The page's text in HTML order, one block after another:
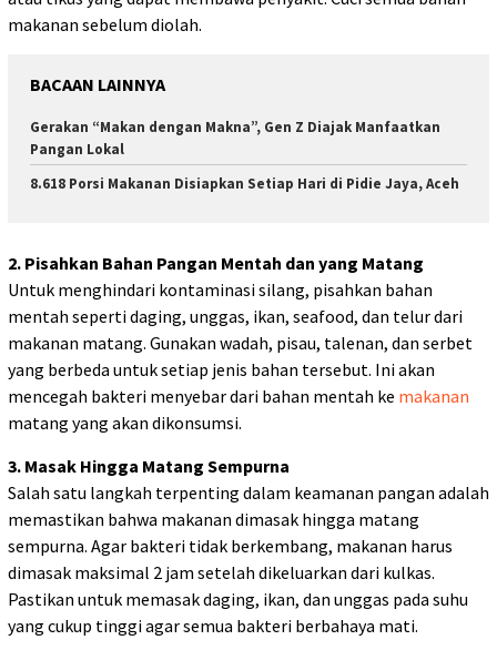
makanan sebelum diolah.
BACAAN LAINNYA
Gerakan “Makan dengan Makna”, Gen Z Diajak Manfaatkan
Pangan Lokal
8.618 Porsi Makanan Disiapkan Setiap Hari di Pidie Jaya, Aceh
2. Pisahkan Bahan Pangan Mentah dan yang Matang
Untuk menghindari kontaminasi silang, pisahkan bahan
mentah seperti daging, unggas, ikan, seafood, dan telur dari
makanan matang. Gunakan wadah, pisau, talenan, dan serbet
yang berbeda untuk setiap jenis bahan tersebut. Ini akan
mencegah bakteri menyebar dari bahan mentah ke makanan
matang yang akan dikonsumsi.
3. Masak Hingga Matang Sempurna
Salah satu langkah terpenting dalam keamanan pangan adalah
memastikan bahwa makanan dimasak hingga matang
sempurna. Agar bakteri tidak berkembang, makanan harus
dimasak maksimal 2 jam setelah dikeluarkan dari kulkas.
Pastikan untuk memasak daging, ikan, dan unggas pada suhu
yang cukup tinggi agar semua bakteri berbahaya mati.